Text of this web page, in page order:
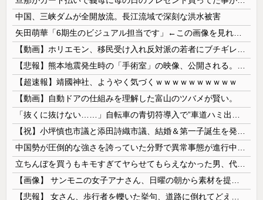
中国、三峡ダムが全開放流。長江流域で深刻な洪水被害
【超速報】靖國神社、ようやく気づくｗｗｗｗｗｗｗｗｗｗ
【動画】自動ドアの仕組みを理解した富山のツバメが賢い。